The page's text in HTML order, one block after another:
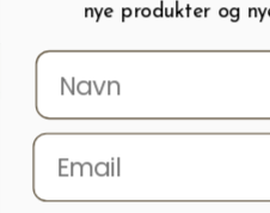
Menu Søk
Hjem
mineralnæring for grønnsaker og urter 1L
nye produkter og